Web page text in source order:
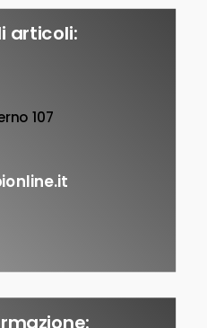
articoli:
107